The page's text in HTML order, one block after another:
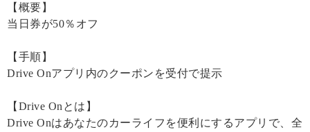
【概要】
当日券が50％オフ
【手順】
Drive Onアプリ内のクーポンを受付で提示
【Drive Onとは】
Drive Onはあなたのカーライフを便利にするアプリで、全